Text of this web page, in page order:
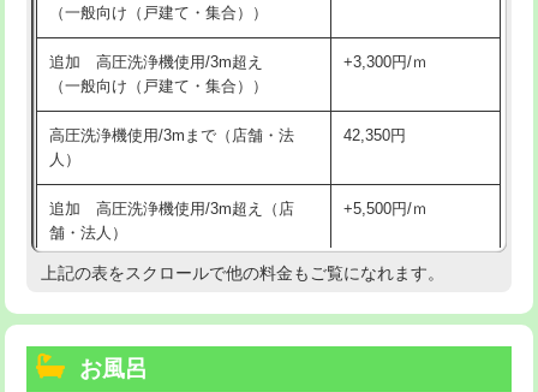
（一般向け（戸建て・集合））
追加 高圧洗浄機使用/3m超え
（一般向け（戸建て・集合））
+3,300円/ｍ
高圧洗浄機使用/3mまで（店舗・法
人）
42,350円
追加 高圧洗浄機使用/3m超え（店
舗・法人）
+5,500円/ｍ
高度高圧洗浄換 現地調査
トーラー機使用/3mまで
上記の表をスクロールで他の料金もご覧になれます。
お風呂